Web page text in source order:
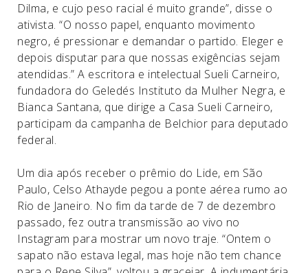
Dilma, e cujo peso racial é muito grande”, disse o
ativista. “O nosso papel, enquanto movimento
negro, é pressionar e demandar o partido. Eleger e
depois disputar para que nossas exigências sejam
atendidas.” A escritora e intelectual Sueli Carneiro,
fundadora do Geledés Instituto da Mulher Negra, e
Bianca Santana, que dirige a Casa Sueli Carneiro,
participam da campanha de Belchior para deputado
federal.
Um dia após receber o prêmio do Lide, em São
Paulo, Celso Athayde pegou a ponte aérea rumo ao
Rio de Janeiro. No fim da tarde de 7 de dezembro
passado, fez outra transmissão ao vivo no
Instagram para mostrar um novo traje. “Ontem o
sapato não estava legal, mas hoje não tem chance